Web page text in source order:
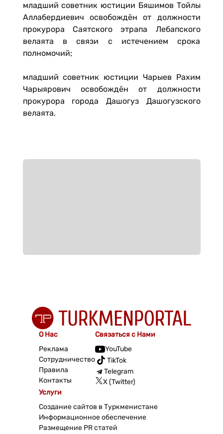
младший советник юстиции Бяшимов Тойлы
Аллабердиевич освобождён от должности
прокурора Саятского этрапа Лебапского
велаята в связи с истечением срока
полномочий;
младший советник юстиции Чарыев Рахим
Чарыярович освобождён от должности
прокурора города Дашогуз Дашогузского
велаята.
О Нас
Реклама
Сотрудничество
Правила
Контакты
Связаться с Нами
YouTube
TikTok
Telegram
X (Twitter)
Услуги
Создание сайтов в Туркменистане
Информационное обеспечение
Размещение PR статей